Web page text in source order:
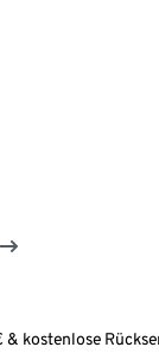
kostenlose